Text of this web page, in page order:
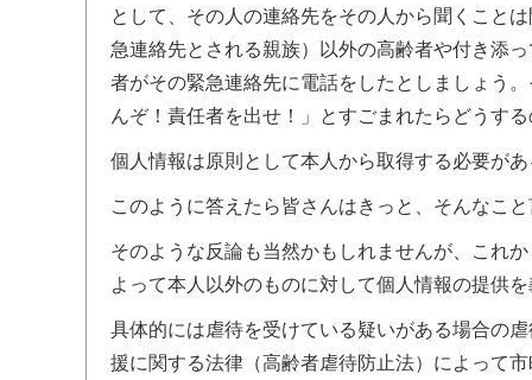
として、その人の連絡先をその人から聞くこと
急連絡先とされる親族）以外の高齢者や付き添
者がその緊急連絡先に電話をしたとしましょう
んぞ！責任者を出せ！」とすごまれたらどうす
個人情報は原則として本人から取得する必要が
このように答えたら皆さんはきっと、そんなこ
そのような反論も当然かもしれませんが、これ
よって本人以外のものに対して個人情報の提供
具体的には虐待を受けている疑いがある場合の
援に関する法律（高齢者虐待防止法）によって